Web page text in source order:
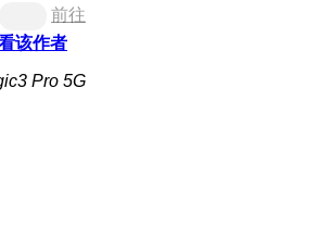
前往
该作者
Pro 5G